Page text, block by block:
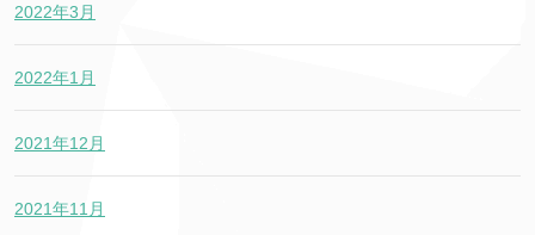
2022年3月
2022年1月
2021年12月
2021年11月